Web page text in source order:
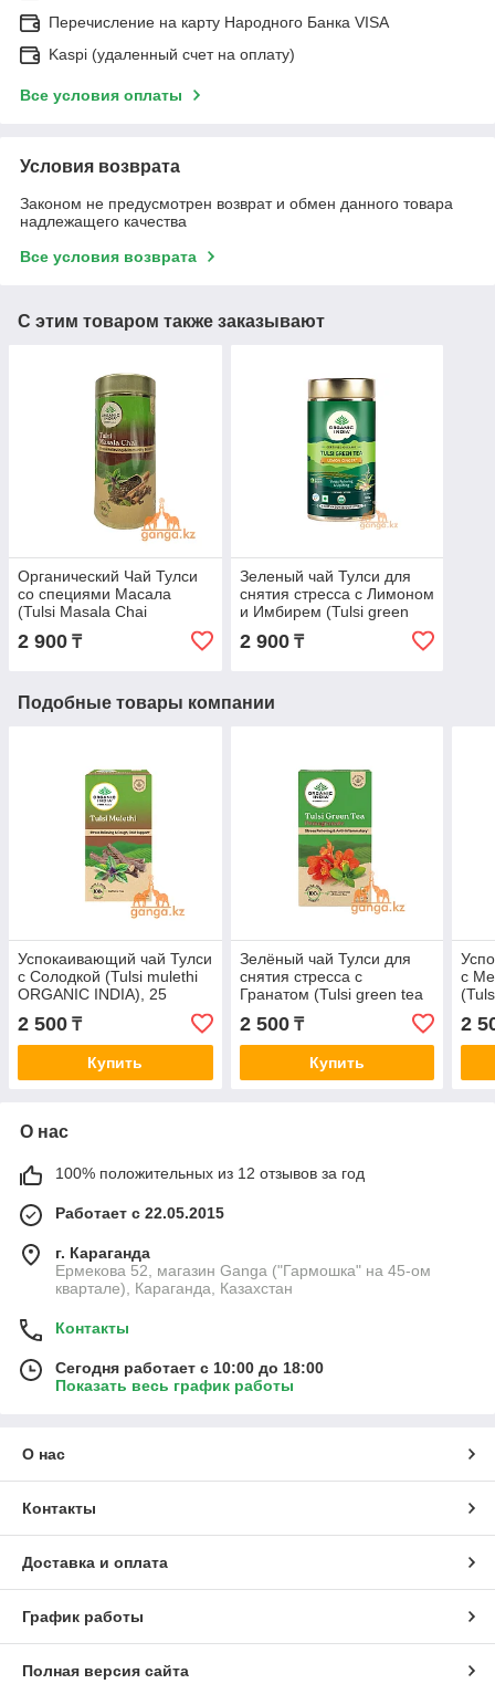
Перечисление на карту Народного Банка VISA
Kaspi (удаленный счет на оплату)
Все условия оплаты
Условия возврата
Законом не предусмотрен возврат и обмен данного товара
надлежащего качества
Все условия возврата
С этим товаром также заказывают
Органический Чай Тулси
со специями Масала
(Tulsi Masala Chai
ORGANIC INDIA), 100 г.
2 900 ₸
Зеленый чай Тулси для
снятия стресса с Лимоном
и Имбирем (Tulsi green
tea lemon ginger ORGANIC
INDIA), 100 гр
2 900₸
Подобные товары компании
Успокаивающий чай Тулси
с Солодкой (Tulsi mulethi
ORGANIC INDIA), 25
2 500 ₸
Купить
Зелёный чай Тулси для
снятия стресса с
Гранатом (Tulsi green tea
pomergranate ORGANIC
INDIA), 25 пакетиков
2 500₸
Купить
с
2
О нас
100% положительных из 12 отзывов за год
Работает с 22.05.2015
г. Караганда
Ермекова 52, магазин Ganga ("Гармошка" на 45-ом
квартале), Караганда, Казахстан
Контакты
Сегодня работает с 10:00 до 18:00
Показать весь график работы
О нас
Контакты
Доставка и оплата
График работы
Полная версия сайта